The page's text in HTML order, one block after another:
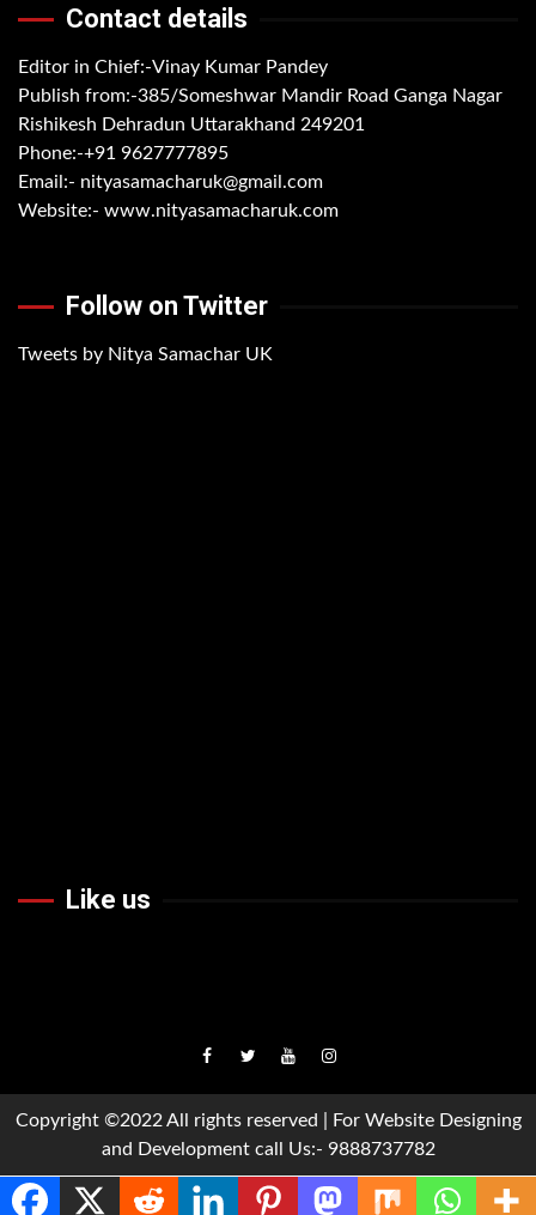
Contact details
Editor in Chief:-Vinay Kumar Pandey
Publish from:-385/Someshwar Mandir Road Ganga Nagar
Rishikesh Dehradun Uttarakhand 249201
Phone:-+91 9627777895
Email:- nityasamacharuk@gmail.com
Website:- www.nityasamacharuk.com
Follow on Twitter
Tweets by Nitya Samachar UK
Like us
Facebook
TwiteerYoutubeInstagram
Copyright ©2022 All rights reserved | For Website Designing
and Development call Us:- 9888737782